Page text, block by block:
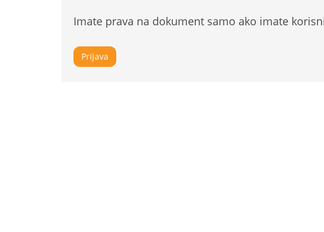
Imate prava na dokument samo ako imate
Prijava